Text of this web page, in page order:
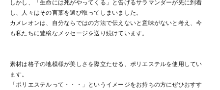
しかし、「生命には死がやってくる」と告げるサラマンダーが先に到着
し、人々はその言葉を選び取ってしまいました。
カメレオンは、自分ならではの方法で伝えないと意味がないと考え、今
も私たちに豊穣なメッセージを送り続けています。
素材は格子の地模様が美しさを際立たせる、ポリエステルを使用してい
ます。
「ポリエステルって・・・」というイメージをお持ちの方にぜひおすす